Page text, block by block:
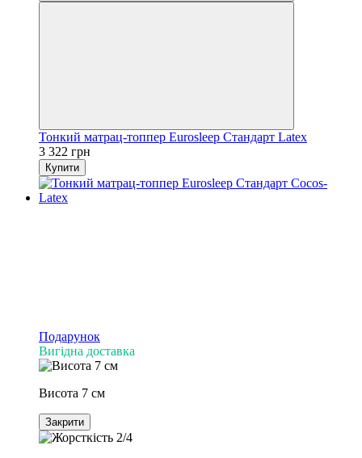
Тонкий матрац-топпер Eurosleep Стандарт Latex
3 322 грн
Купити
Подарунок
Вигідна доставка
Висота 7 см
Закрити